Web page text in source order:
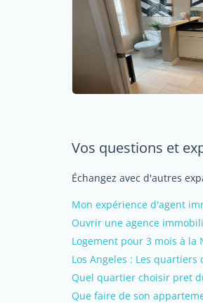
Vos questions et
Échangez avec d'autres
Mon expérience d'agent
Ouvrir une agence
Logement pour 3 mois à la
Los Angeles : Les
Quel quartier choisir pret
Que faire de son